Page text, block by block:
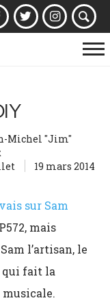
Michel "Jim"
19 mars 2014
sur Sam
mais
l’artisan, le
qui fait la
musicale.